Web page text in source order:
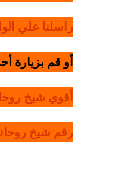
راسلنا علي
أو قم بزيارة
أقوي شيخ
رقم شيخ